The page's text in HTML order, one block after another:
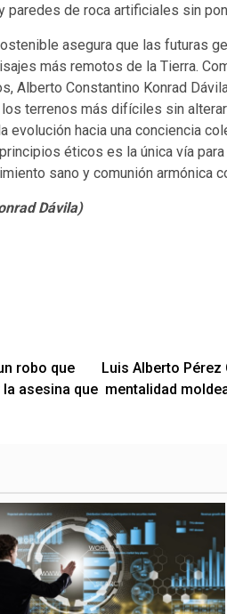
de roca artificiales sin
asegura que las futuras
más remotos de la Tierra.
Alberto Constantino Konrad
terrenos más difíciles sin
hacia una conciencia
éticos es la única vía
sano y comunión armónica
Dávila)
robo que
asesina que
Luis Alberto Pérez
mentalidad